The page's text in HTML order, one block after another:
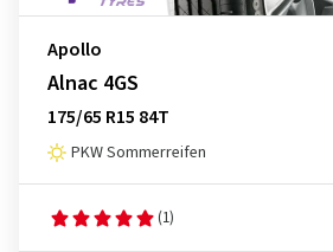
Apollo
Alnac 4GS
175/65 R15 84T
PKW Sommerreifen
(1)